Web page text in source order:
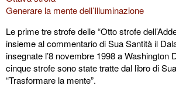
Generare la mente dell’Illuminazione
Le prime tre strofe delle “Otto strofe
insieme al commentario di Sua Santità il
insegnate l’8 novembre 1998 a Washington
cinque strofe sono state tratte dal libro di
“Trasformare la mente”.